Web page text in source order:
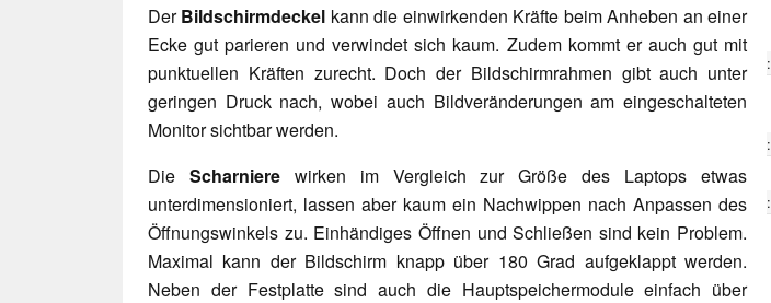
DerBildschirmdeckel kann die einwirkenden Kräfte beim Anheben an einer
Ecke gut parieren und verwindet sich kaum. Zudem kommt er auch gut mit
punktuellen Kräften zurecht. Doch der Bildschirmrahmen gibt auch unter
geringen Druck nach, wobei auch Bildveränderungen am eingeschalteten
Monitor sichtbar werden.
Die Scharnierewirken im Vergleich zur Größe des Laptops etwas
unterdimensioniert, lassen aber kaum ein Nachwippen nach Anpassen des
Öffnungswinkels zu. Einhändiges Öffnen und Schließen sind kein Problem.
Maximal kann der Bildschirm knapp über 180 Grad aufgeklappt werden.
Neben der Festplatte sind auch die Hauptspeichermodule einfach über